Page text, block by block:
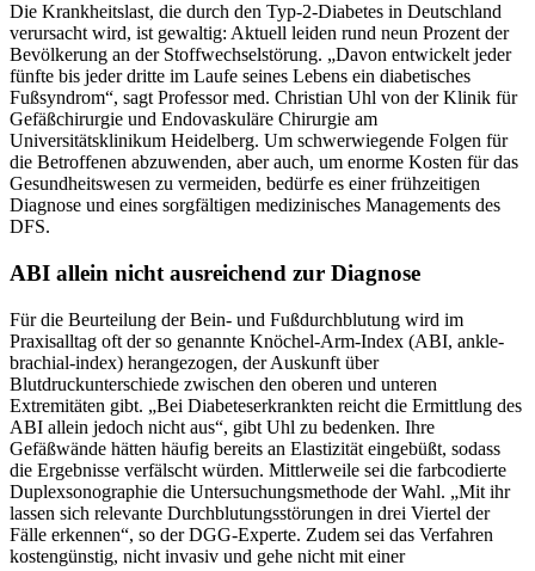
Die Krankheitslast, die durch den Typ-2-Diabetes in Deutschland
verursacht wird, ist gewaltig: Aktuell leiden rund neun Prozent der
Bevölkerung an der Stoffwechselstörung. „Davon entwickelt jeder
fünfte bis jeder dritte im Laufe seines Lebens ein diabetisches
Fußsyndrom“, sagt Professor med. Christian Uhl von der Klinik für
Gefäßchirurgie und Endovaskuläre Chirurgie am
Universitätsklinikum Heidelberg. Um schwerwiegende Folgen für
die Betroffenen abzuwenden, aber auch, um enorme Kosten für das
Gesundheitswesen zu vermeiden, bedürfe es einer frühzeitigen
Diagnose und eines sorgfältigen medizinisches Managements des
DFS.
ABI allein nicht ausreichend zur Diagnose
Für die Beurteilung der Bein- und Fußdurchblutung wird im
Praxisalltag oft der so genannte Knöchel-Arm-Index (ABI, ankle-
brachial-index) herangezogen, der Auskunft über
Blutdruckunterschiede zwischen den oberen und unteren
Extremitäten gibt. „Bei Diabeteserkrankten reicht die Ermittlung des
ABI allein jedoch nicht aus“, gibt Uhl zu bedenken. Ihre
Gefäßwände hätten häufig bereits an Elastizität eingebüßt, sodass
die Ergebnisse verfälscht würden. Mittlerweile sei die farbcodierte
Duplexsonographie die Untersuchungsmethode der Wahl. „Mit ihr
lassen sich relevante Durchblutungsstörungen in drei Viertel der
Fälle erkennen“, so der DGG-Experte. Zudem sei das Verfahren
kostengünstig, nicht invasiv und gehe nicht mit einer